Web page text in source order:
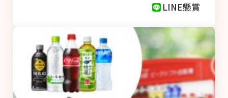
LINE懸賞